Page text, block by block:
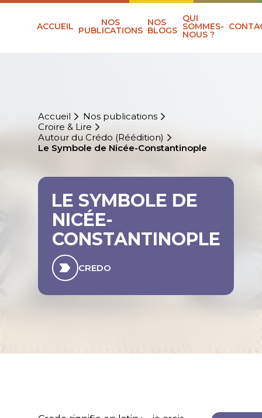
ACCUEIL NOS
PUBLICATIONS
NOS
BLOGS
QUI
SOMMES-
NOUS ?
Accueil
Nos publications
Croire & Lire
Autour du Crédo (Réédition)
Le Symbole de Nicée-Constantinople
LE SYMBOLE DE
NICÉE-
CONSTANTINOPLE
CREDO